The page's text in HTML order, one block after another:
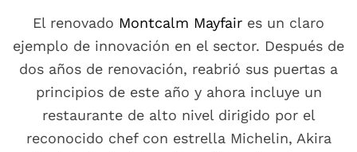
El renovado Montcalm Mayfair es un claro
ejemplo de innovación en el sector. Después de
dos años de renovación, reabrió sus puertas a
principios de este año y ahora incluye un
restaurante de alto nivel dirigido por el
reconocido chef con estrella Michelin, Akira